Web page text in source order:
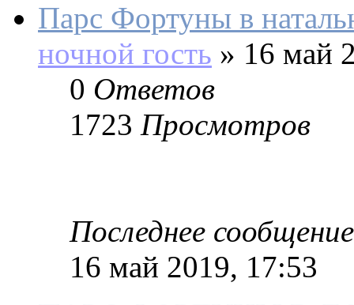
Парс Фортуны в
ночной гость » 16 май
0 Ответов
1723 Просмотров
Последнее сообщение
16 май 2019, 17:53